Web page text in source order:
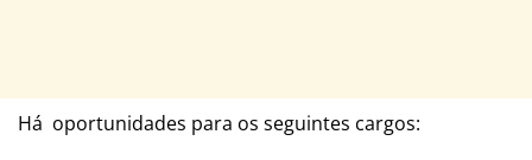
Há oportunidades para os seguintes cargos: